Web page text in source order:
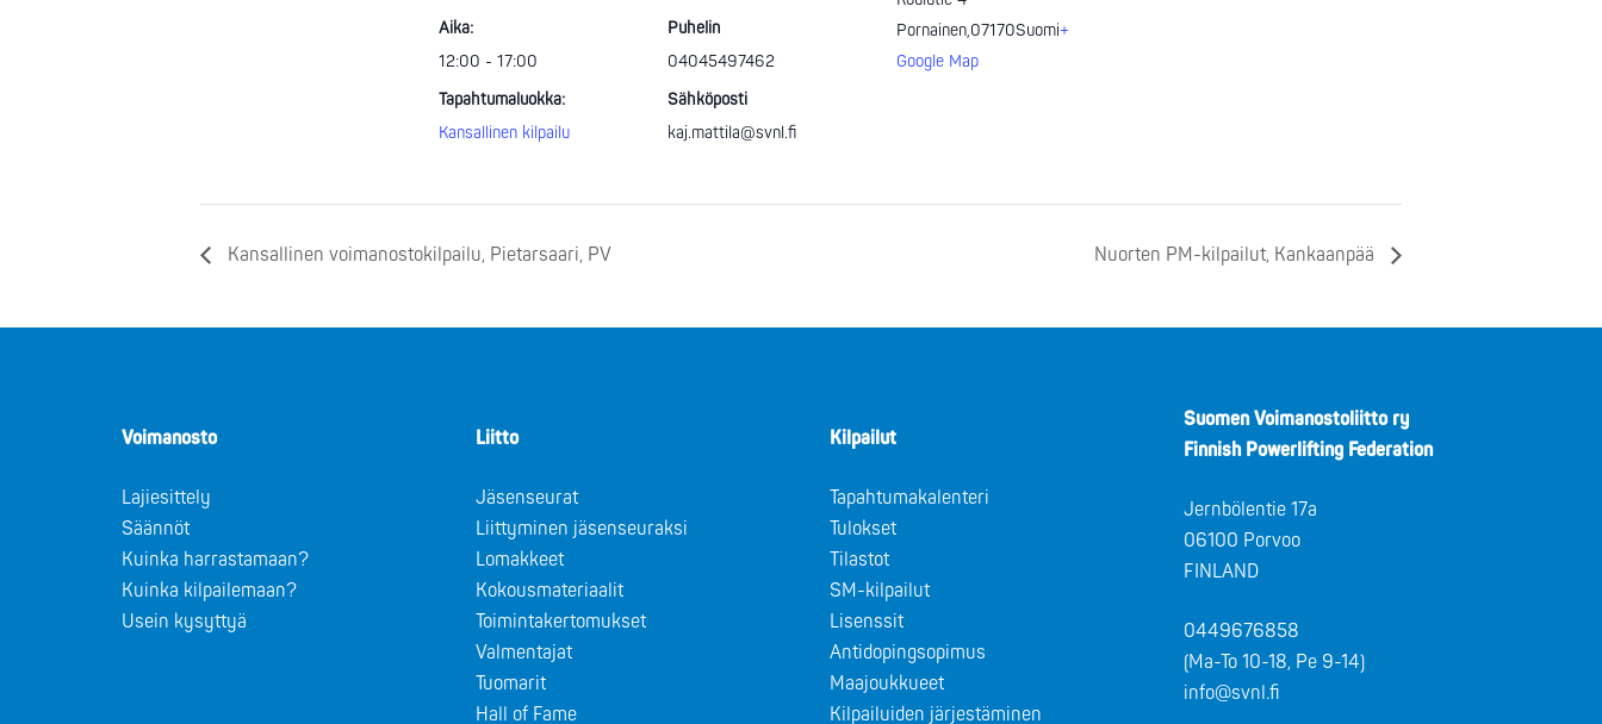
Aika:
12:00 - 17:00
Tapahtumaluokka:
Kansallinen kilpailu
Puhelin
04045497462
Sähköposti
kaj.mattila@svnl.fi
Pornainen,07170Suomi+
Google Map
Kansallinen voimanostokilpailu, Pietarsaari, PV Nuorten PM-kilpailut, Kankaanpää
Voimanosto
Lajiesittely
Säännöt
Kuinka harrastamaan?
Kuinka kilpailemaan?
Usein kysyttyä
Liitto
Jäsenseurat
Liittyminen jäsenseuraksi
Lomakkeet
Kokousmateriaalit
Toimintakertomukset
Valmentajat
Tuomarit
Hall of Fame
Kilpailut
Tapahtumakalenteri
Tulokset
Tilastot
SM-kilpailut
Lisenssit
Antidopingsopimus
Maajoukkueet
Kilpailuiden järjestäminen
Suomen Voimanostoliitto ry
Finnish Powerlifting Federation
Jernbölentie 17a
06100 Porvoo
FINLAND
0449676858
(Ma-To 10-18, Pe 9-14)
info@svnl.fi